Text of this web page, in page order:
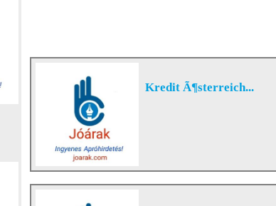
Kredit Ã¶sterreich...